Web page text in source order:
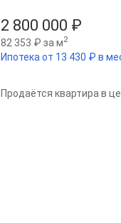
2 800 000 ₽
82 353 ₽ за м2
Ипотека от 13 430 ₽ в
Продаётся квартира в